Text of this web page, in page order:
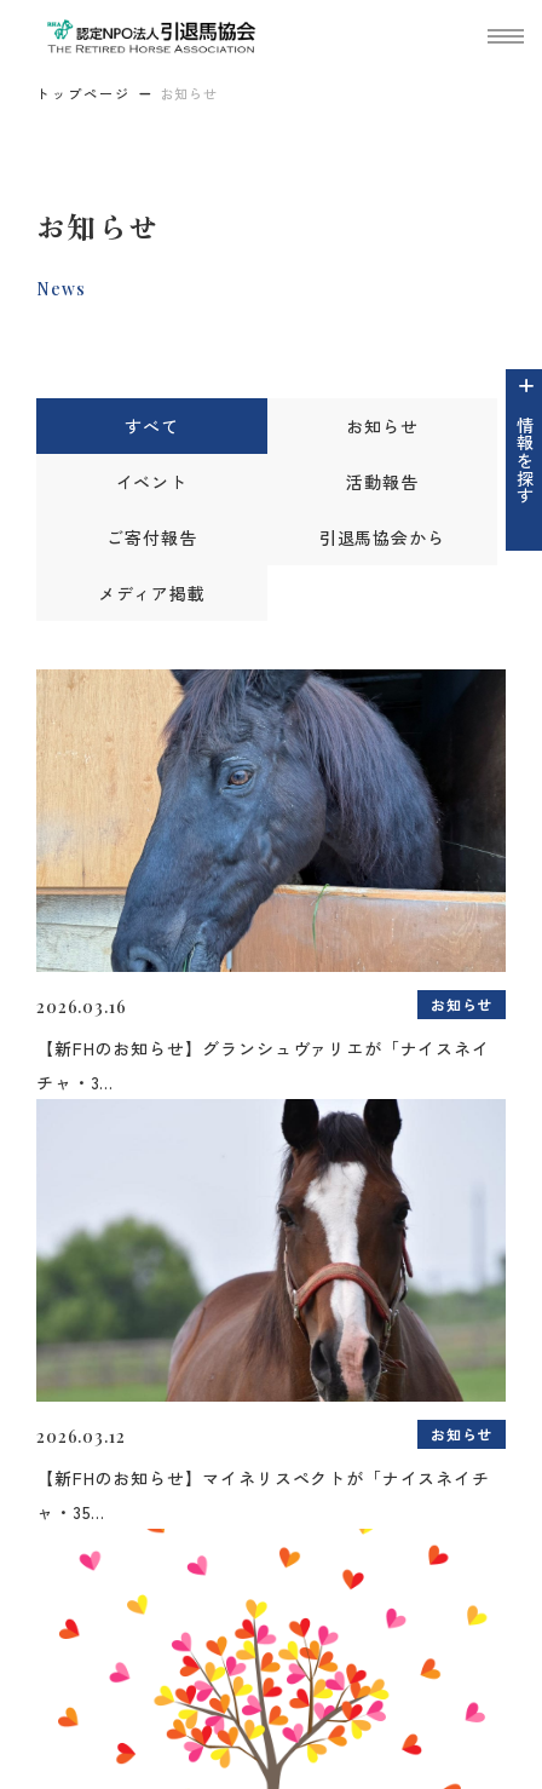
トップページ お知らせ
お知らせ
News
情報を探す
すべて お知らせ
イベント 活動報告
ご寄付報告 引退馬協会から
メディア掲載
2026.03.16 お知らせ
【新FHのお知らせ】グランシュヴァリエが「ナイスネイ
チャ・3...
2026.03.12 お知らせ
【新FHのお知らせ】マイネリスペクトが「ナイスネイチ
ャ・35...